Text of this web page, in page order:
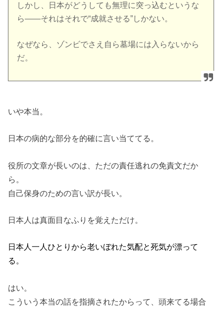
しかし、日本がどうしても無理に突っ込むというな
ら――それはそれで“成就させる”しかない。
なぜなら、ゾンビでさえ自ら墓場には入らないから
だ。
いや本当。
日本の病的な部分を的確に言い当ててる。
役所の文章が長いのは、ただの責任逃れの免責文だか
ら。
自己保身のための言い訳が長い。
日本人は真面目なふりを覚えただけ。
日本人一人ひとりから老いぼれた気配と死気が漂って
る。
はい。
こういう本当の話を指摘されたからって、頭来てる場合